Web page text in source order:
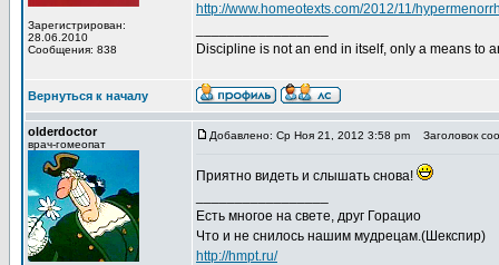
Зарегистрирован:
28.06.2010
Сообщения: 838
http://www.homeotexts.com/2012/11/
Discipline is not an end in itself, only a means to
Вернуться к началу
olderdoctor
врач-гомеопат
Добавлено: Ср Ноя 21, 2012 3:58 pm Заголовок
Приятно видеть и слышать снова!
Есть многое на свете, друг Горацио
Что и не снилось нашим мудрецам.(Шекспир)
http://hmpt.ru/